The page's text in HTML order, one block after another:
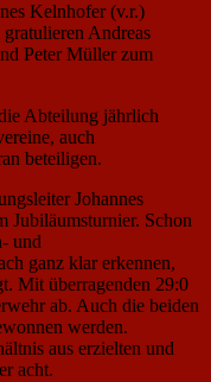
Kelnhofer (v.r.)
Andreas
Peter Müller zum
Abteilung jährlich
auch
beteiligen.
Johannes
Jubiläumsturnier. Schon
und
ganz klar erkennen,
Mit überragenden 29:0
ab. Auch die beiden
werden.
aus erzielten und
acht.